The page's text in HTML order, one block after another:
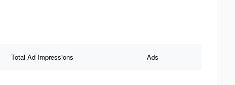
Total Ad Impressions Ads